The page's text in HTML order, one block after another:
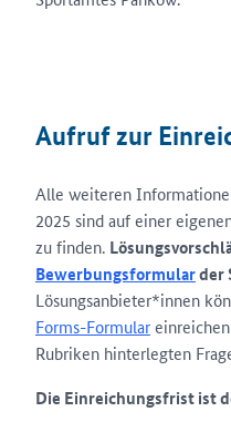
Aufruf zur
Alle weiteren
2025 sind auf einer
zu finden.
Bewerbungsformularder
Lösungsanbieter*innen
Forms-Formular
Rubriken hinterlegten
Die Einreichungsfrist ist